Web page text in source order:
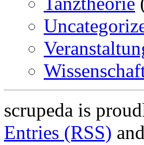
scrupeda is
Entries (RSS) and